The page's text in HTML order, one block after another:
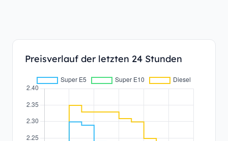
Preisverlauf der letzten 24 Stunden